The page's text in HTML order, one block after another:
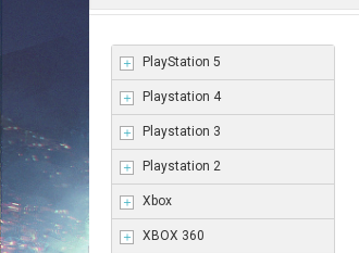
PlayStation 5
Playstation 4
Playstation 3
Playstation 2
Xbox
XBOX 360